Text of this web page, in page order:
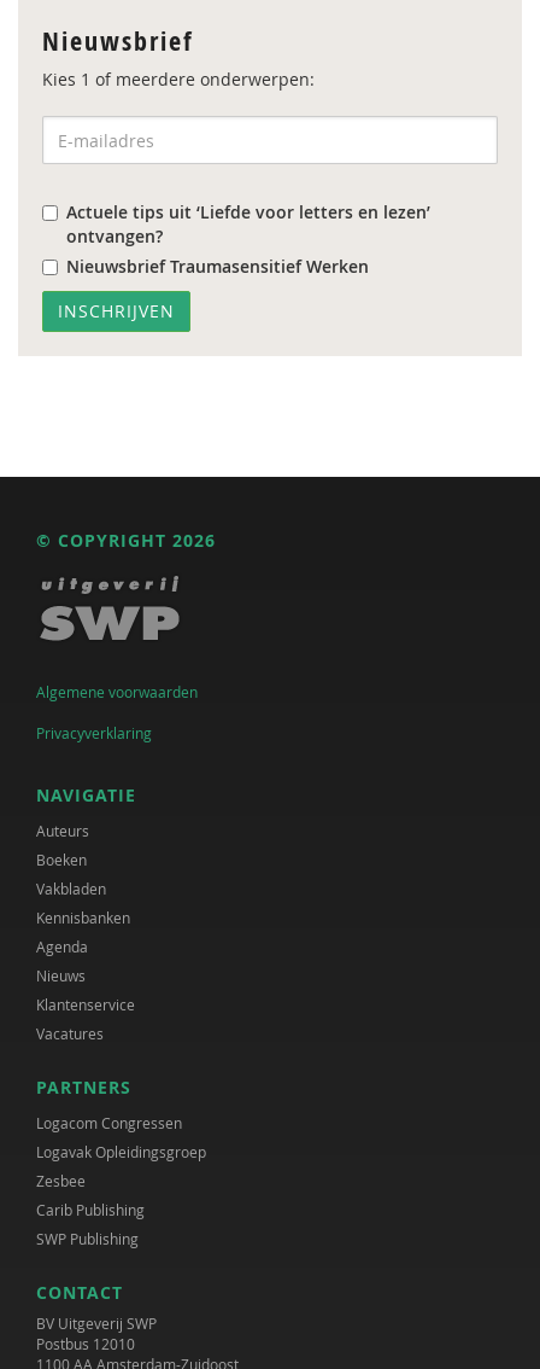
Nieuwsbrief
Kies 1 of meerdere onderwerpen:
Actuele tips uit ‘Liefde voor letters en lezen’
ontvangen?
Nieuwsbrief Traumasensitief Werken
© COPYRIGHT 2026
Algemene voorwaarden
Privacyverklaring
NAVIGATIE
Auteurs
Boeken
Vakbladen
Kennisbanken
Agenda
Nieuws
Klantenservice
Vacatures
PARTNERS
Logacom Congressen
Logavak Opleidingsgroep
Zesbee
Carib Publishing
SWP Publishing
CONTACT
BV Uitgeverij SWP
Postbus 12010
1100 AA Amsterdam-Zuidoost